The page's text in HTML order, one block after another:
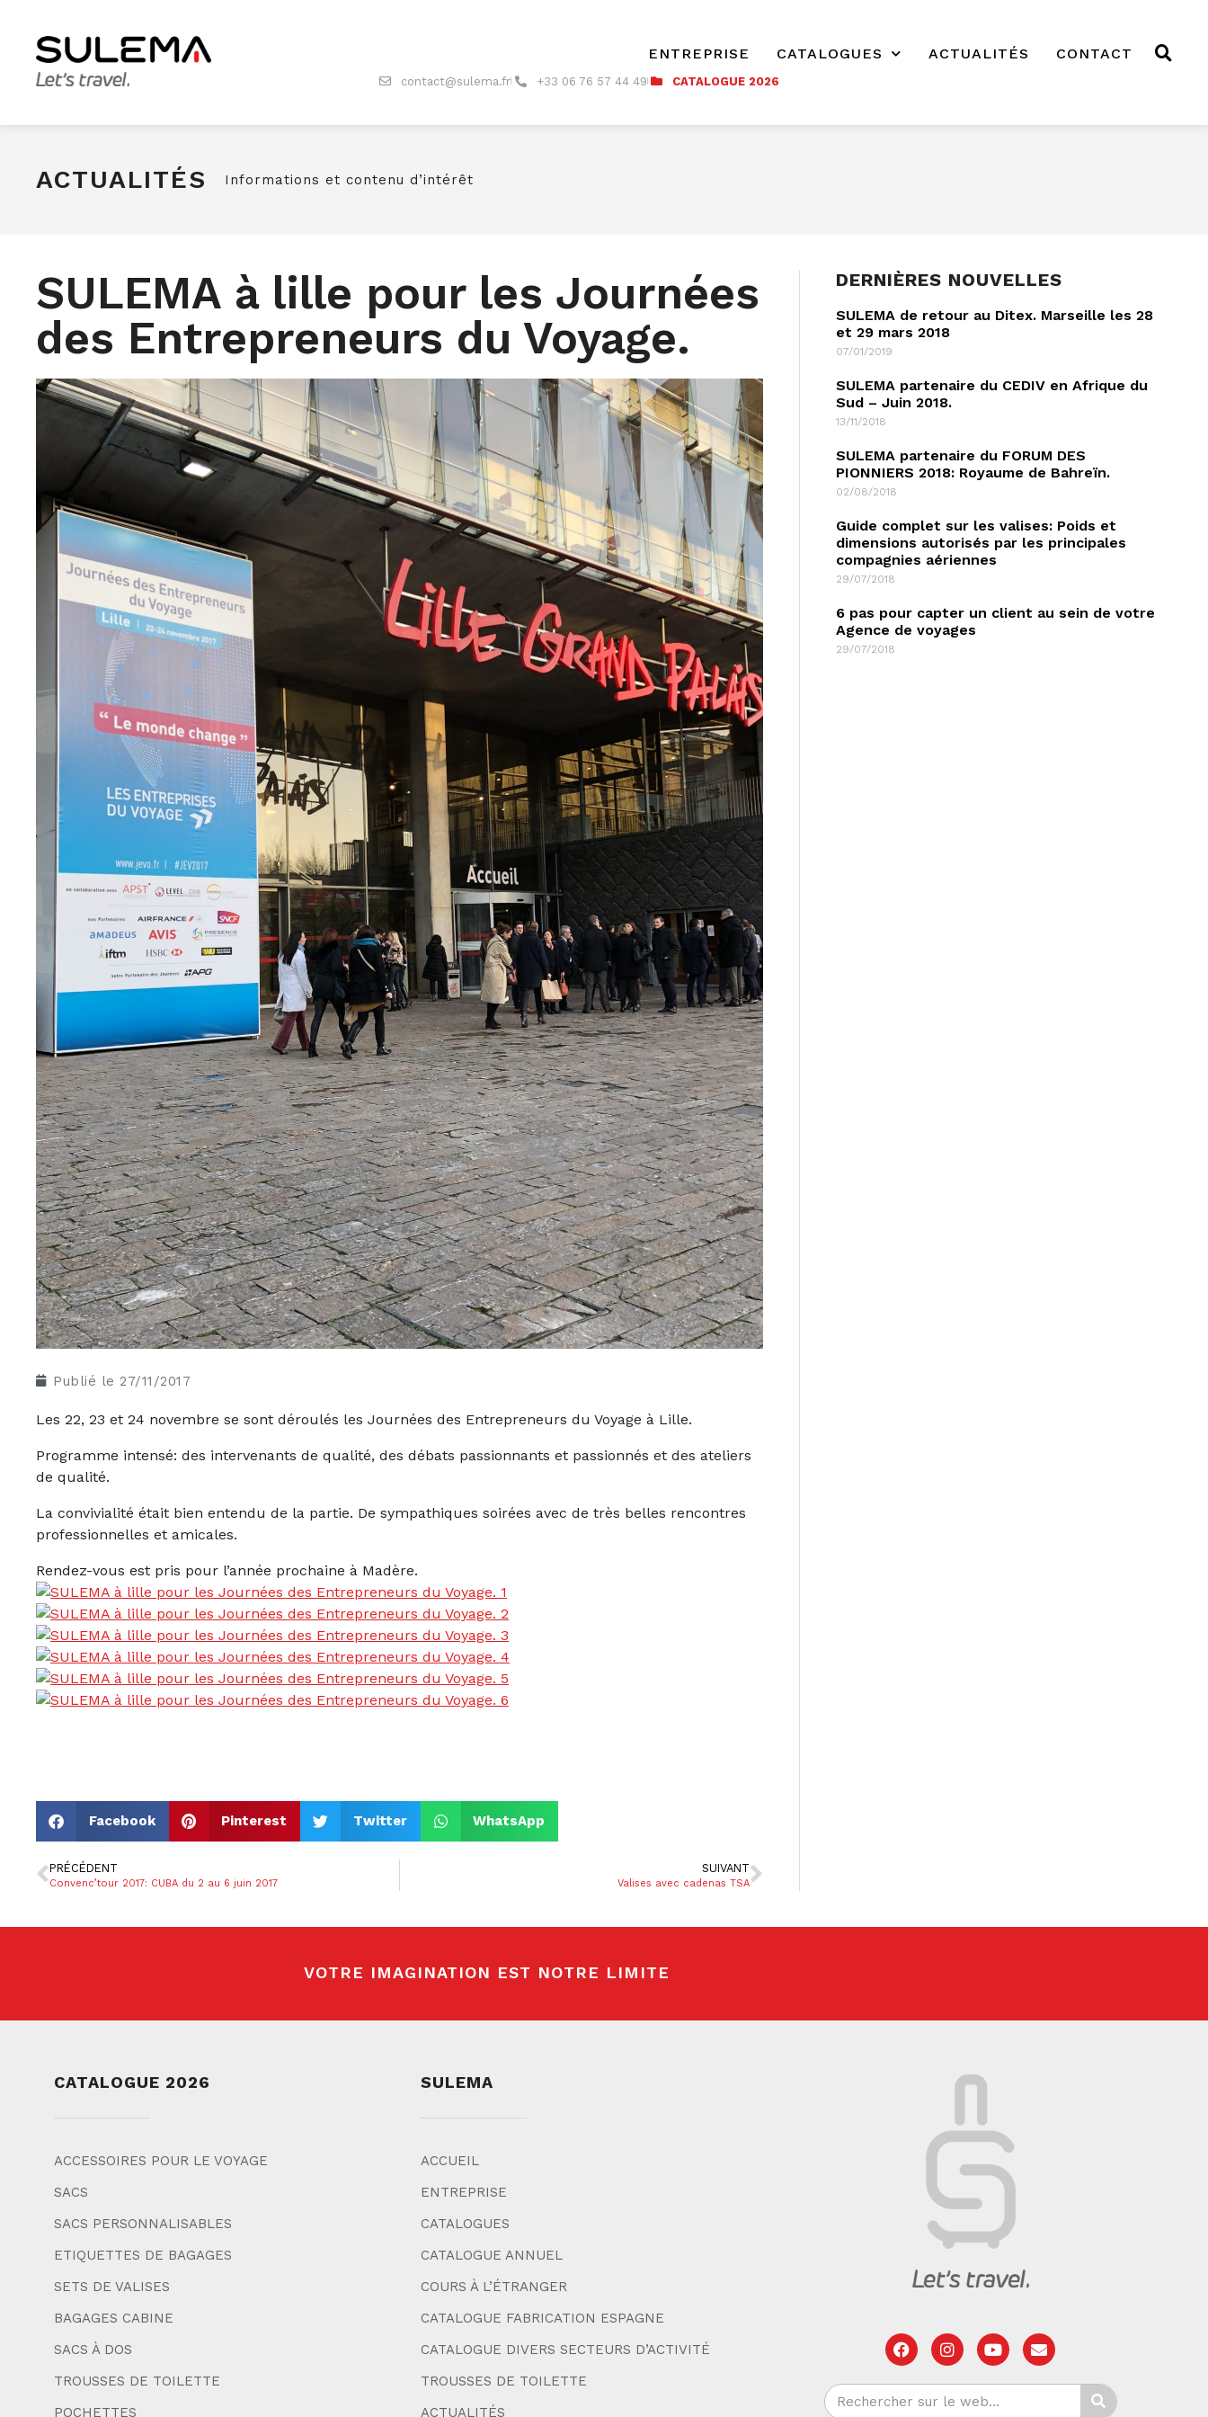
ENTREPRISE CATALOGUES ACTUALITÉS CONTACT
contact@sulema.fr +33 06 76 57 44 49 CATALOGUE 2026
ACTUALITÉS Informations et contenu d’intérêt
SULEMA à lille pour les Journées
des Entrepreneurs du Voyage.
Publié le 27/11/2017
Les 22, 23 et 24 novembre se sont déroulés les Journées des Entrepreneurs du Voyage à Lille.
Programme intensé: des intervenants de qualité, des débats passionnants et passionnés et des ateliers
de qualité.
La convivialité était bien entendu de la partie. De sympathiques soirées avec de très belles rencontres
professionnelles et amicales.
Rendez-vous est pris pour l’année prochaine à Madère.
Facebook Pinterest Twitter WhatsApp
PRÉCÉDENT
Convenc’tour 2017: CUBA du 2 au 6 juin 2017
SUIVANT
Valises avec cadenas TSA
DERNIÈRES NOUVELLES
SULEMA de retour au Ditex. Marseille les 28
et 29 mars 2018
07/01/2019
SULEMA partenaire du CEDIV en Afrique du
Sud – Juin 2018.
13/11/2018
SULEMA partenaire du FORUM DES
PIONNIERS 2018: Royaume de Bahreïn.
02/08/2018
Guide complet sur les valises: Poids et
dimensions autorisés par les principales
compagnies aériennes
29/07/2018
6 pas pour capter un client au sein de votre
Agence de voyages
29/07/2018
VOTRE IMAGINATION EST NOTRE LIMITE
CATALOGUE 2026
ACCESSOIRES POUR LE VOYAGE
SACS
SACS PERSONNALISABLES
ETIQUETTES DE BAGAGES
SETS DE VALISES
BAGAGES CABINE
SACS À DOS
TROUSSES DE TOILETTE
POCHETTES
SULEMA
ACCUEIL
ENTREPRISE
CATALOGUES
CATALOGUE ANNUEL
COURS À L’ÉTRANGER
CATALOGUE FABRICATION ESPAGNE
CATALOGUE DIVERS SECTEURS D’ACTIVITÉ
TROUSSES DE TOILETTE
ACTUALITÉS